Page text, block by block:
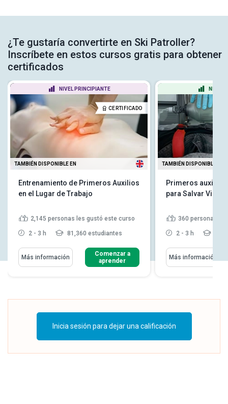
¿Te gustaría convertirte en Ski Patroller?
Inscríbete en estos cursos gratis para obtener
certificados
NIVEL PRINCIPIANTE
CERTIFICADO
TAMBIÉN DISPONIBLE EN
Entrenamiento de Primeros Auxilios
en el Lugar de Trabajo
2,145 personas les gustó este curso
2 - 3 h 81,360 estudiantes
Más información
Comenzar a
aprender
NIVEL
TAMBIÉN DISPONIBLE EN
Primeros
para Salvar Vidas
360 personas
2 - 3 h
Más información
Inicia sesión para dejar una calificación